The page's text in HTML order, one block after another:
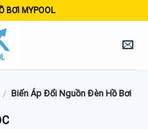
BƠI MYPOOL
/ Biến Áp Đổi Nguồn Đèn Hồ Bơi